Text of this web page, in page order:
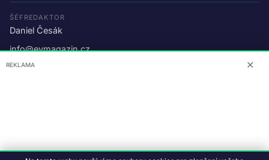
ŠÉFREDAKTOR
Daniel Česák
info@evmagazin.cz
O nás
REKLAMA ✕